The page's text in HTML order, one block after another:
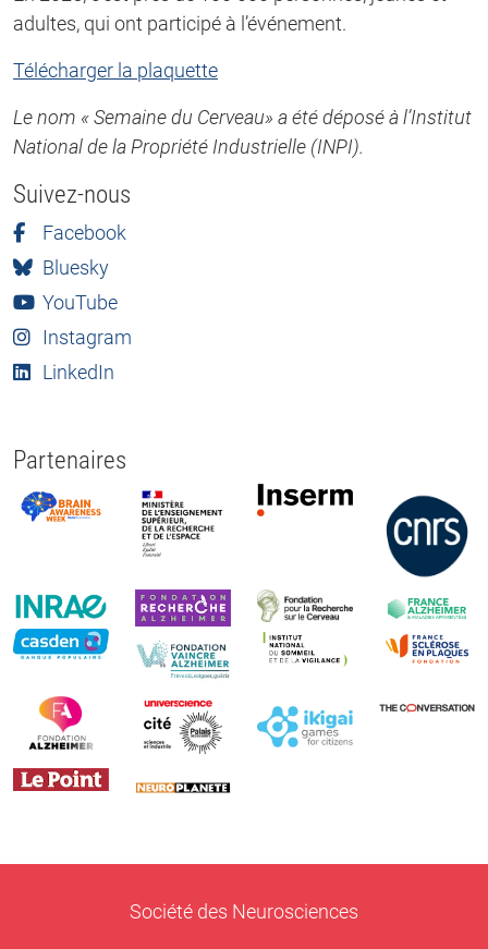
adultes, qui ont participé à l’événement.
Télécharger la plaquette
Le nom « Semaine du Cerveau» a été déposé à l’Institut
National de la Propriété Industrielle (INPI).
Suivez-nous
Facebook
Bluesky
YouTube
Instagram
LinkedIn
Partenaires
Société des Neurosciences